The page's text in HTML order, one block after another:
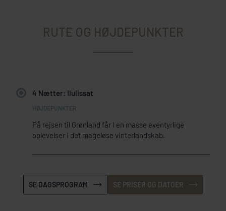
RUTE OG HØJDEPUNKTER
4 Nætter: Ilulissat
På rejsen til Grønland får I en masse eventyrlige
oplevelser i det mageløse vinterlandskab.
SE DAGSPROGRAM SE PRISER OG DATOER